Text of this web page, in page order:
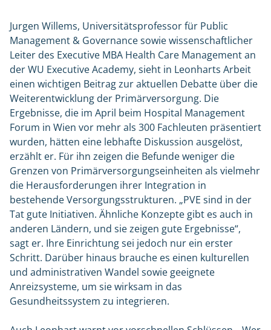
Jurgen Willems, Universitätsprofessor für Public
Management & Governance sowie wissenschaftlicher
Leiter des Executive MBA Health Care Management an
der WU Executive Academy, sieht in Leonharts Arbeit
einen wichtigen Beitrag zur aktuellen Debatte über die
Weiterentwicklung der Primärversorgung. Die
Ergebnisse, die im April beim Hospital Management
Forum in Wien vor mehr als 300 Fachleuten präsentiert
wurden, hätten eine lebhafte Diskussion ausgelöst,
erzählt er. Für ihn zeigen die Befunde weniger die
Grenzen von Primärversorgungseinheiten als vielmehr
die Herausforderungen ihrer Integration in
bestehende Versorgungsstrukturen. „PVE sind in der
Tat gute Initiativen. Ähnliche Konzepte gibt es auch in
anderen Ländern, und sie zeigen gute Ergebnisse“,
sagt er. Ihre Einrichtung sei jedoch nur ein erster
Schritt. Darüber hinaus brauche es einen kulturellen
und administrativen Wandel sowie geeignete
Anreizsysteme, um sie wirksam in das
Gesundheitssystem zu integrieren.